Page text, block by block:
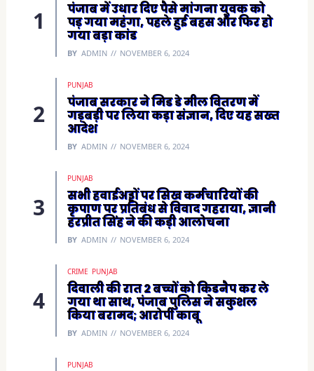
e
w
पंजाब में उधार दिए पैसे मांगना युवक को
पड़ गया महंगा, पहले हुई बहस और फिर हो
गया बड़ा कांड
BY ADMIN NOVEMBER 6, 2024
PUNJAB
पंजाब सरकार ने मिड डे मील वितरण में
गड़बड़ी पर लिया कड़ा संज्ञान, दिए यह सख्त
आदेश
BY ADMIN NOVEMBER 6, 2024
PUNJAB
सभी हवाईअड्डों पर सिख कर्मचारियों की
कृपाण पर प्रतिबंध से विवाद गहराया, ज्ञानी
हरप्रीत सिंह ने की कड़ी आलोचना
BY ADMIN NOVEMBER 6, 2024
CRIME PUNJAB
दिवाली की रात 2 बच्चों को किडनैप कर ले
गया था साथ, पंजाब पुलिस ने सकुशल
किया बरामद; आरोपी काबू
BY ADMIN NOVEMBER 6, 2024
PUNJAB